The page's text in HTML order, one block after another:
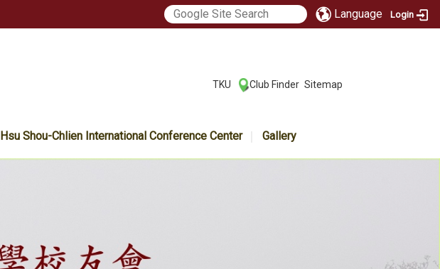
Language Login
TKU Club Finder Sitemap
Hsu Shou-Chlien International Conference Center Gallery